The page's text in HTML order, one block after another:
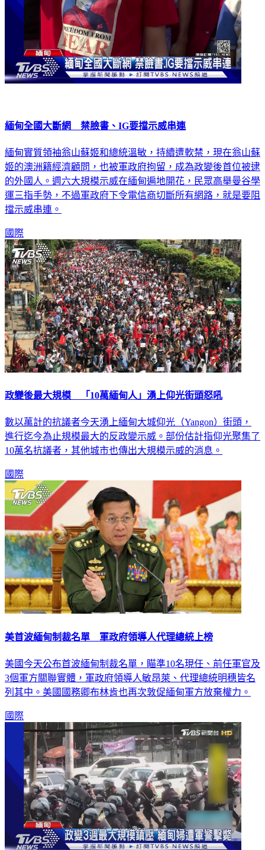
緬甸全國大斷網 禁臉書、IG要擋示威串連
緬甸實質領袖翁山蘇姬和總統溫敏，持續遭軟禁，現在翁山蘇
姬的澳洲籍經濟顧問，也被軍政府拘留，成為政變後首位被逮
的外國人。週六大規模示威在緬甸遍地開花，民眾高舉曼谷學
運三指手勢，不過軍政府下令電信商切斷所有網路，就是要阻
擋示威串連。
國際
政變後最大規模 「10萬緬甸人」湧上仰光街頭怒吼
數以萬計的抗議者今天湧上緬甸大城仰光（Yangon）街頭，
進行迄今為止規模最大的反政變示威。部份估計指仰光聚集了
10萬名抗議者，其他城市也傳出大規模示威的消息。
國際
美首波緬甸制裁名單 軍政府領導人代理總統上榜
美國今天公布首波緬甸制裁名單，瞄準10名現任、前任軍官及
3個軍方關聯實體，軍政府領導人敏昂萊、代理總統明穗皆名
列其中。美國國務卿布林肯也再次敦促緬甸軍方放棄權力。
國際